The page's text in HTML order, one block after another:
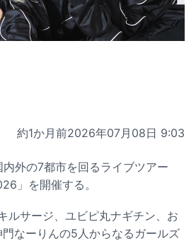
約1か月前2026年07月08日 9:03
外の7都市を回るライブツアー
」を開催する。
ルサージ、ユビピ丸ナギチン、お
なーりんの5人からなるガールズ